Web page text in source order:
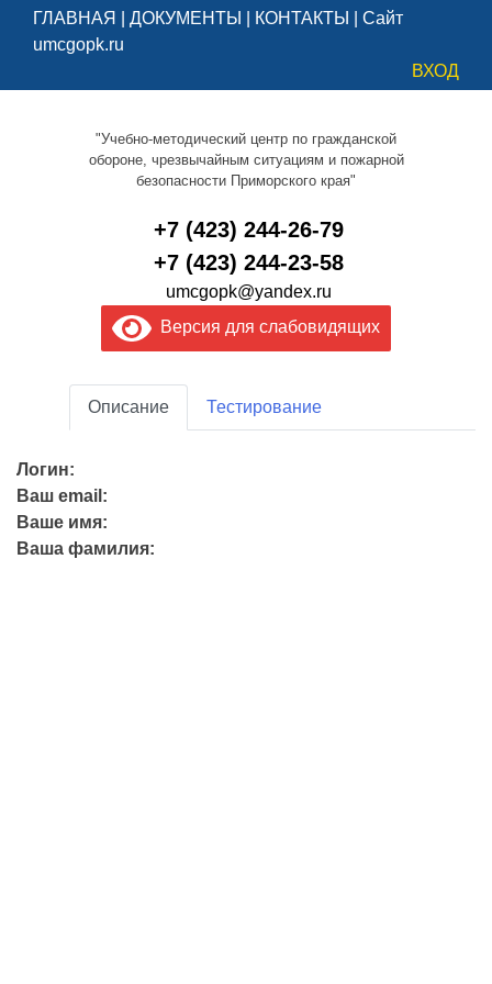
ГЛАВНАЯ ДОКУМЕНТЫ КОНТАКТЫ
Сайт
umcgopk.ru
ВХОД
"Учебно-методический центр по гражданской
обороне, чрезвычайным ситуациям и пожарной
безопасности Приморского края"
+7 (423) 244-26-79
+7 (423) 244-23-58
umcgopk@yandex.ru
Версия для слабовидящих
Описание Тестирование
Логин:
Ваш email:
Ваше имя:
Ваша фамилия: